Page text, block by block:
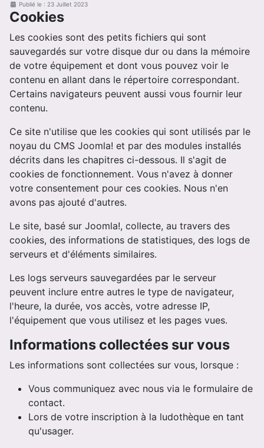
Publié le : 23 Juillet 2023
Cookies
Les cookies sont des petits fichiers qui sont
sauvegardés sur votre disque dur ou dans la mémoire
de votre équipement et dont vous pouvez voir le
contenu en allant dans le répertoire correspondant.
Certains navigateurs peuvent aussi vous fournir leur
contenu.
Ce site n'utilise que les cookies qui sont utilisés par le
noyau du CMS Joomla! et par des modules installés
décrits dans les chapitres ci-dessous. Il s'agit de
cookies de fonctionnement. Vous n'avez à donner
votre consentement pour ces cookies. Nous n'en
avons pas ajouté d'autres.
Le site, basé sur Joomla!, collecte, au travers des
cookies, des informations de statistiques, des logs de
serveurs et d'éléments similaires.
Les logs serveurs sauvegardées par le serveur
peuvent inclure entre autres le type de navigateur,
l'heure, la durée, vos accès, votre adresse IP,
l'équipement que vous utilisez et les pages vues.
Informations collectées sur vous
Les informations sont collectées sur vous, lorsque :
Vous communiquez avec nous via le formulaire de
contact.
Lors de votre inscription à la ludothèque en tant
qu'usager.